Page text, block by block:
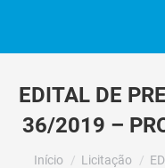
EDITAL DE
36/2019 –
Você está aqui:
Início Licitação